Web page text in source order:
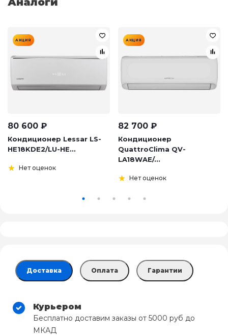
АКЦИЯ
80 600 ₽
Кондиционер Lessar LS-
HE18KDE2/LU-HE...
Нет оценок
АКЦИЯ
82 700 ₽
Кондиционер
QuattroClima QV-
LA18WAE/...
Нет оценок
Доставка Оплата Гарантии
Курьером
Бесплатно доставим заказы от 5000 руб до
МКАД